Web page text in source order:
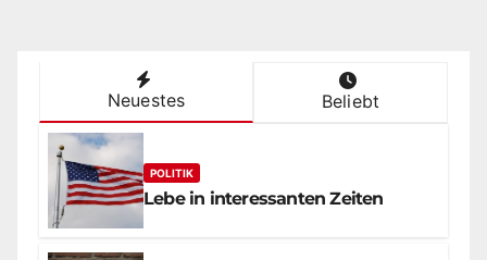
Neuestes Beliebt
POLITIK
Lebe in interessanten Zeiten